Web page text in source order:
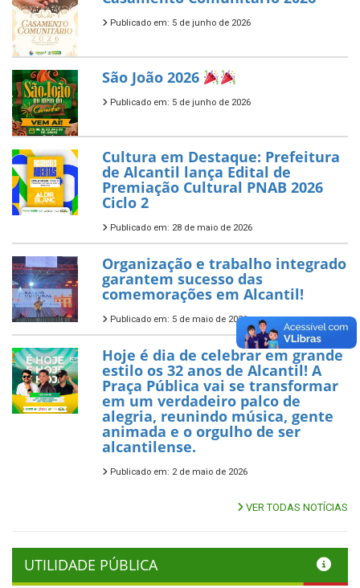
Publicado em: 5 de junho de 2026
São João 2026
Publicado em: 5 de junho de 2026
Cultura em Destaque: Prefeitura
de Alcantil lança Edital de
Premiação Cultural PNAB 2026
Ciclo 2
Publicado em: 28 de maio de 2026
Organização e trabalho integrado
garantem sucesso das
comemorações em Alcantil!
Publicado em: 5 de maio de 2026
Hoje é dia de celebrar em grande
estilo os 32 anos de Alcantil! A
Praça Pública vai se transformar
em um verdadeiro palco de
alegria, reunindo música, gente
animada e o orgulho de ser
alcantilense.
Publicado em: 2 de maio de 2026
VER TODAS NOTÍCIAS
UTILIDADE PÚBLICA